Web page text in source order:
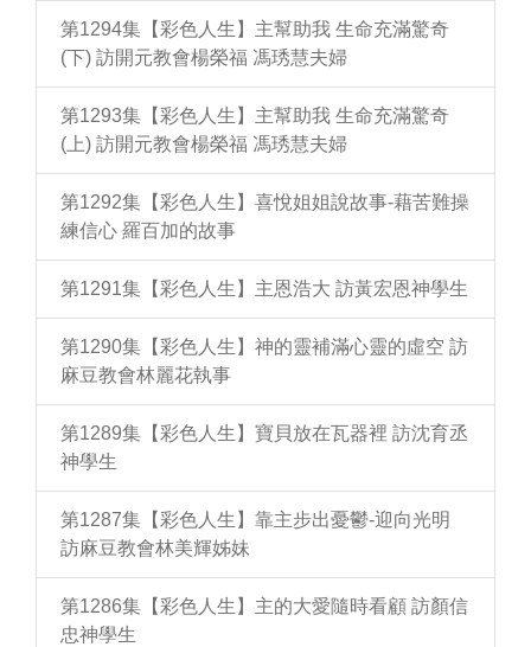
第1294集【彩色人生】主幫助我 生命充滿驚奇
(下) 訪開元教會楊榮福 馮琇慧夫婦
第1293集【彩色人生】主幫助我 生命充滿驚奇
(上) 訪開元教會楊榮福 馮琇慧夫婦
第1292集【彩色人生】喜悅姐姐說故事-藉苦難操
練信心 羅百加的故事
第1291集【彩色人生】主恩浩大 訪黃宏恩神學生
第1290集【彩色人生】神的靈補滿心靈的虛空 訪
麻豆教會林麗花執事
第1289集【彩色人生】寶貝放在瓦器裡 訪沈育丞
神學生
第1287集【彩色人生】靠主步出憂鬱-迎向光明
訪麻豆教會林美輝姊妹
第1286集【彩色人生】主的大愛隨時看顧 訪顏信
忠神學生